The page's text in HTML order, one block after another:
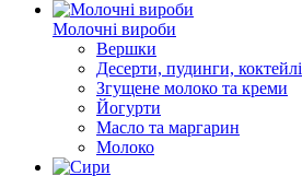
Молочні вироби
Вершки
Десерти, пудинги, коктейлі
Згущене молоко та креми
Йогурти
Масло та маргарин
Молоко